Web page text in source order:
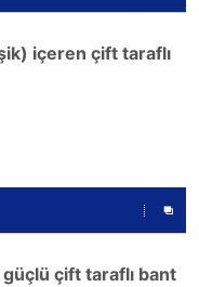
içeren çift taraflı
güçlü çift taraflı bant